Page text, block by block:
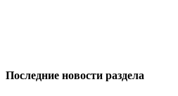
Последние новости раздела